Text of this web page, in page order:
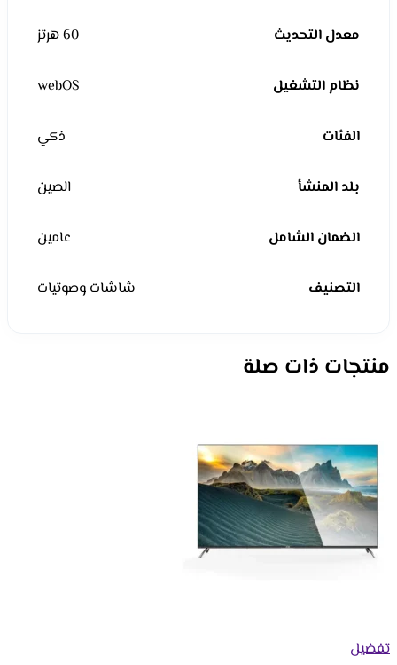
معدل التحديث 60 هرتز
نظام التشغيل webOS
الفئات ذكي
بلد المنشأ الصين
الضمان الشامل عامين
التصنيف شاشات وصوتيات
منتجات ذات صلة
تفضيل